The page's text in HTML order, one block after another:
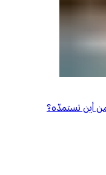
أين تستمدّه؟